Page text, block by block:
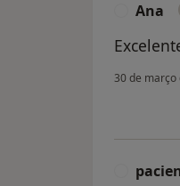
Ana
30 de março